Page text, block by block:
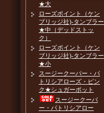
★大
ローズポイント（ケン
ブリッジ社)-タンブラー
★中（デッドストッ
ク）
ローズポイント（ケン
ブリッジ社)-タンブラー
★小
スージークーパー・パ
トリシアローズ・ピン
ク★シュガーポット
スージークーパ
ー・パトリシアロー